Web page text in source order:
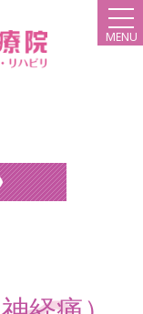
MENU